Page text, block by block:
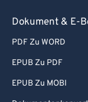
Dokument & E-
PDF Zu WORD
EPUB Zu PDF
EPUB Zu MOBI